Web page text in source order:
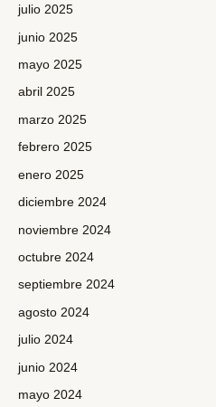
julio 2025
junio 2025
mayo 2025
abril 2025
marzo 2025
febrero 2025
enero 2025
diciembre 2024
noviembre 2024
octubre 2024
septiembre 2024
agosto 2024
julio 2024
junio 2024
mayo 2024